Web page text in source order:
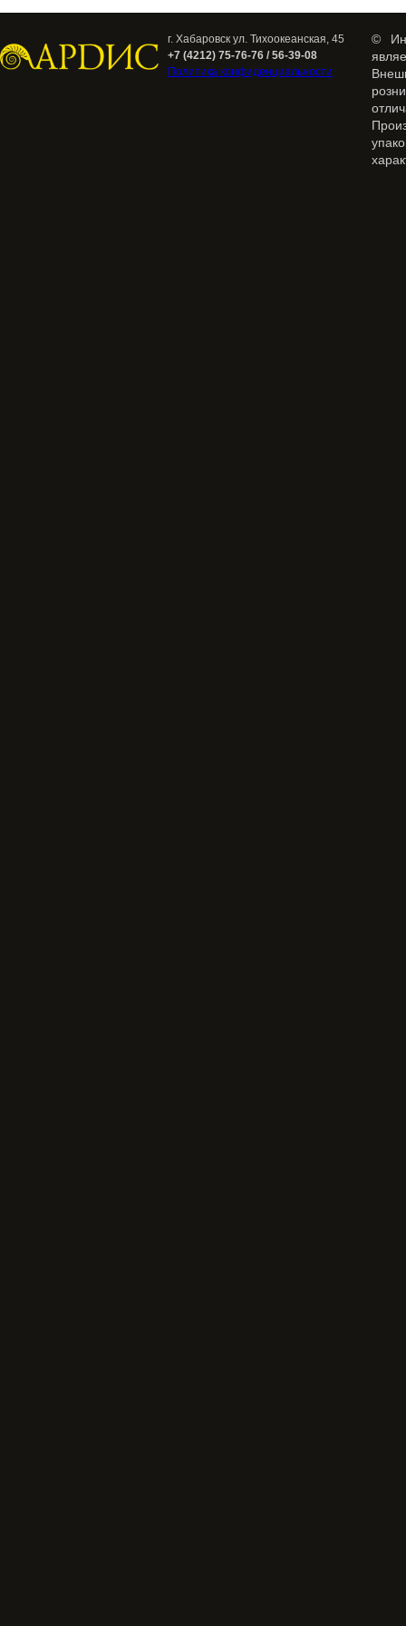
г. Хабаровск ул. Тихоокеанская, 45
+7 (4212) 75-76-76 / 56-39-08
Политика конфиденциальности
©